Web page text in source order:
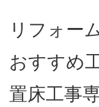
リフォー
おすすめ
置床工事